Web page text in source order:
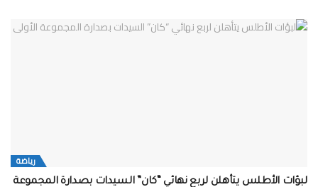
رياضة
لبؤات الأطلس يتأهلن لربع نهائي “كان” السيدات بصدارة المجموعة